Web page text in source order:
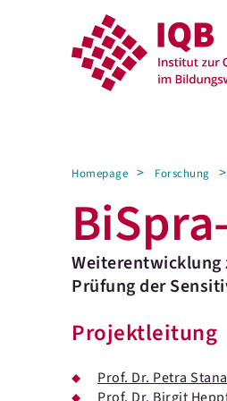
Homepage Forschung
Weiterentwicklung
Prüfung der
Projektleitung
Prof. Dr. Petra